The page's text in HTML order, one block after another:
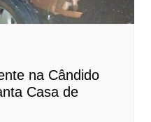
na Cândido
Casa de